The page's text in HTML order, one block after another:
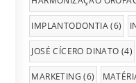
IMPLANTODONTIA(6)
JOSÉ CÍCERO DINATO (4)
MARKETING (6)